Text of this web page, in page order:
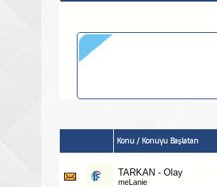
Konu / Konuyu Başlatan
TARKAN - Olay
meLanie